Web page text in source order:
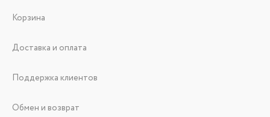
Корзина
Доставка и оплата
Поддержка клиентов
Обмен и возврат